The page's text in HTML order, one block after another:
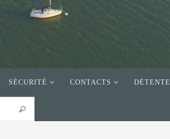
SÉCURITÉ CONTACTS DÉTENTE